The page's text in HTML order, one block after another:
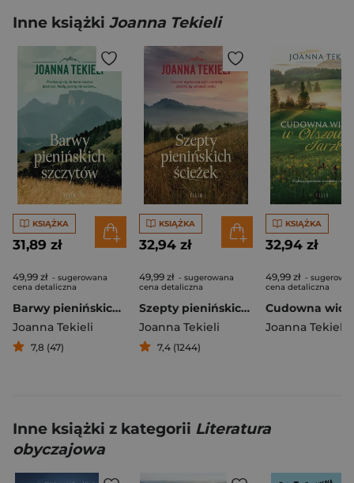
Inne książki Joanna Tekieli
KSIĄŻKA
31,89 zł
49,99 zł - sugerowana
cena detaliczna
Barwy pienińskich szczytów
Joanna Tekieli
7,8 (47)
KSIĄŻKA
32,94 zł
49,99 zł - sugerowana
cena detaliczna
Szepty pienińskich ścieżek
Joanna Tekieli
7,4 (1244)
KSIĄŻKA
32,94 zł
49,99 zł -
cena detaliczna
Joanna Tekieli
Inne książki z kategorii Literatura
obyczajowa